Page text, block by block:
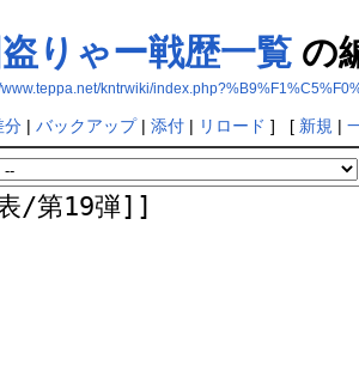
盗りゃー戦歴一覧の
www.teppa.net/kntrwiki/
分| バックアップ| 添付| リロード ] [ 新規 |